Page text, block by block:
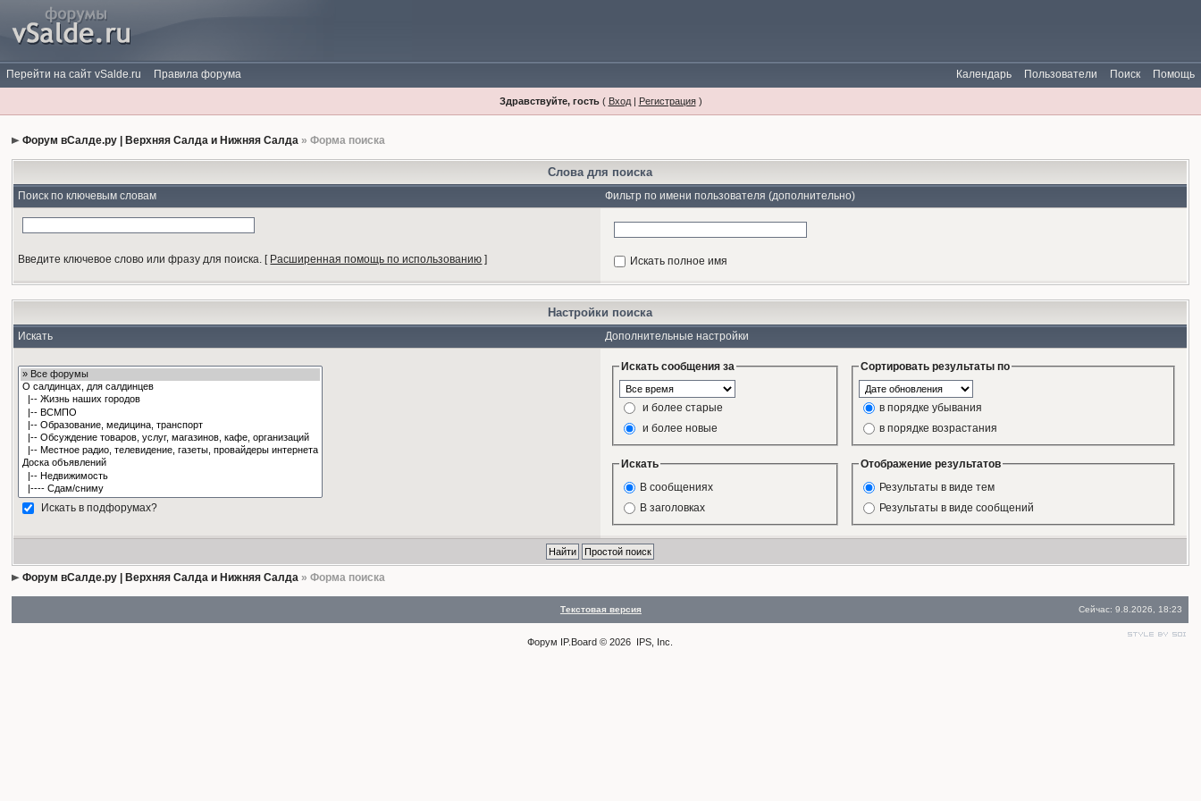
Перейти на сайт vSalde.ru Правила форума Помощь
Поиск
Пользователи
Календарь
Здравствуйте, гость( Вход| Регистрация)
Форум вСалде.ру | Верхняя Салда и Нижняя Салда » Форма поиска
Слова для поиска
Поиск по ключевым словам Фильтр по имени пользователя (дополнительно)
Введите ключевое слово или фразу для поиска. [ Расширенная помощь по использованию ] Искать полное имя
Настройки поиска
Искать Дополнительные настройки
Искать в подфорумах?
Искать сообщения за
и более старые
и более новые
Сортировать результаты по
в порядке убывания
в порядке возрастания
Искать
В сообщениях
В заголовках
Отображение результатов
Результаты в виде тем
Результаты в виде сообщений
Форум вСалде.ру | Верхняя Салда и Нижняя Салда » Форма поиска
Текстовая версия Сейчас: 9.8.2026, 18:23
Форум IP.Board © 2026 IPS, Inc